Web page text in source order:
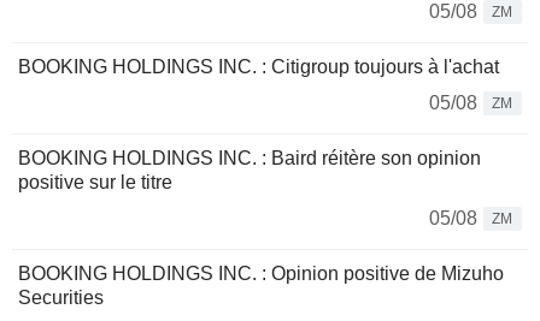
05/08
ZM
BOOKING HOLDINGS INC. : Citigroup toujours à l'achat
05/08
ZM
BOOKING HOLDINGS INC. : Baird réitère son opinion
positive sur le titre
05/08
ZM
BOOKING HOLDINGS INC. : Opinion positive de Mizuho
Securities